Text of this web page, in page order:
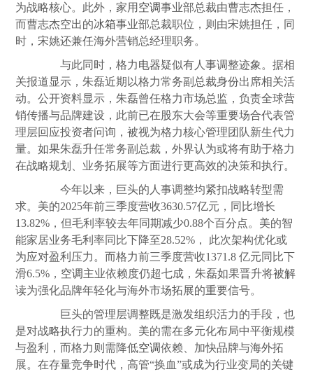
为战略核心。此外，家用 空调事业部总裁由曹志杰担任，
而曹志杰空出的冰箱事业部总裁职位，则由宋姚担任，同
时，宋姚还兼任海外营销总经理职务。
与此同时，格力电器疑似有人事调整迹象。据相
关报道显示，朱磊近期以格力常务副总裁身份出席相关活
动。公开资料显示，朱磊曾任格力市场总监，负责全球营
销传播与品牌建设，此前已在股东大会等重要场合代表管
理层回应投资者问询，被视为格力核心管理团队新生代力
量。如果朱磊升任常务副总裁，外界认为或将有助于格力
在战略规划、业务拓展等方面进行更高效的决策和执行。
今年以来，巨头的人事调整均紧扣战略转型需
求。美的2025年前三季度营收3630.57亿元，同比增长
13.82%，但毛利率较去年同期减少0.88个百分点。美的智
能家居业务毛利率同比下降至28.52%， 此次架构优化或
为应对盈利压力。而格力前三季度营收1371.8 亿元同比下
滑6.5%， 空调主业依赖度仍超七成，朱磊如果晋升将被解
读为强化品牌年轻化与海外市场拓展的重要信号。
巨头的管理层调整既是激发组织活力的手段，也
是对战略执行力的重构。美的需在多元化布局中平衡规模
与盈利，而格力则需降低空调依赖、加快品牌与海外拓
展。在存量竞争时代，高管“换血”或成为行业变局的关键